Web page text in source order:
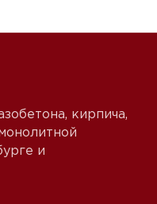
кирпича,
и
данных
с
.